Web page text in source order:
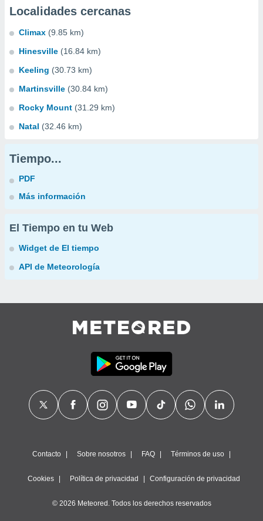
Localidades cercanas
Climax (9.85 km)
Hinesville (16.84 km)
Keeling (30.73 km)
Martinsville (30.84 km)
Rocky Mount (31.29 km)
Natal (32.46 km)
Tiempo...
PDF
Más información
El Tiempo en tu Web
Widget de El tiempo
API de Meteorología
Contacto Sobre nosotros FAQ Términos de uso
Cookies Política de privacidad Configuración de privacidad
© 2026 Meteored. Todos los derechos reservados